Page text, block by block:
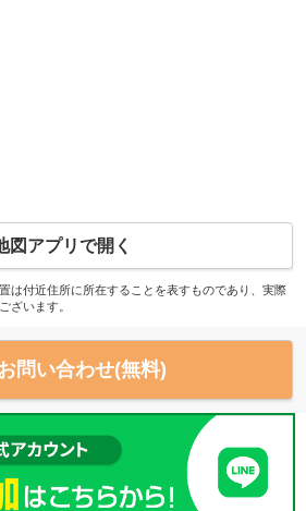
図アプリで開く
は付近住所に所在することを表すものであり、実際
ざいます。
問い合わせ(無料)